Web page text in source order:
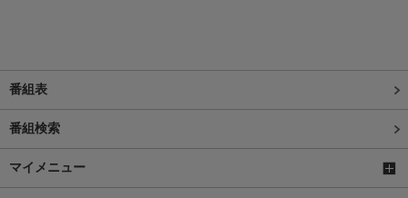
番組表
番組検索
マイメニュー